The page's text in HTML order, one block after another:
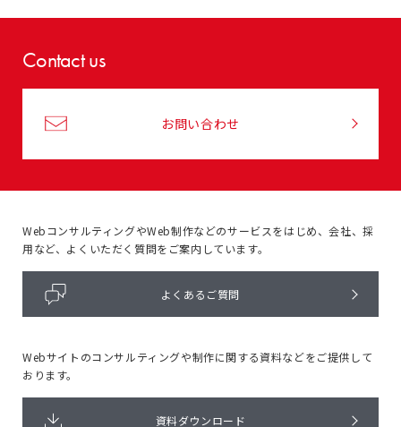
Contact us
お問い合わせ
WebコンサルティングやWeb制作などのサービスをはじめ、会社、採
用など、よくいただく質問をご案内しています。
よくあるご質問
Webサイトのコンサルティングや制作に関する資料などをご提供して
おります。
資料ダウンロード